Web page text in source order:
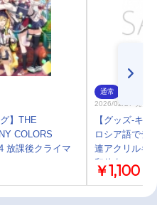
】THE
COLORS
放課後クライマ
通常
2026/02/27 発売
【グッズ-キ
ロシア語でデ
連アクリルキ
和佳奈ver.
￥1,100